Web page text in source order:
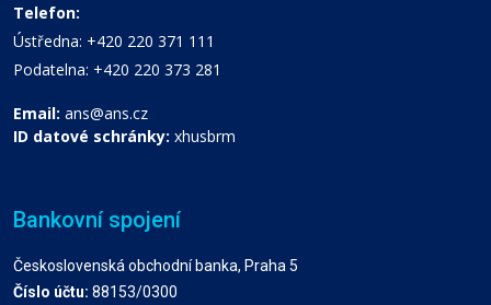
Telefon:
Ústředna: +420 220 371 111
Podatelna: +420 220 373 281
Email: ans@ans.cz
ID datové schránky: xhusbrm
Bankovní spojení
Československá obchodní banka, Praha 5
Číslo účtu: 88153/0300